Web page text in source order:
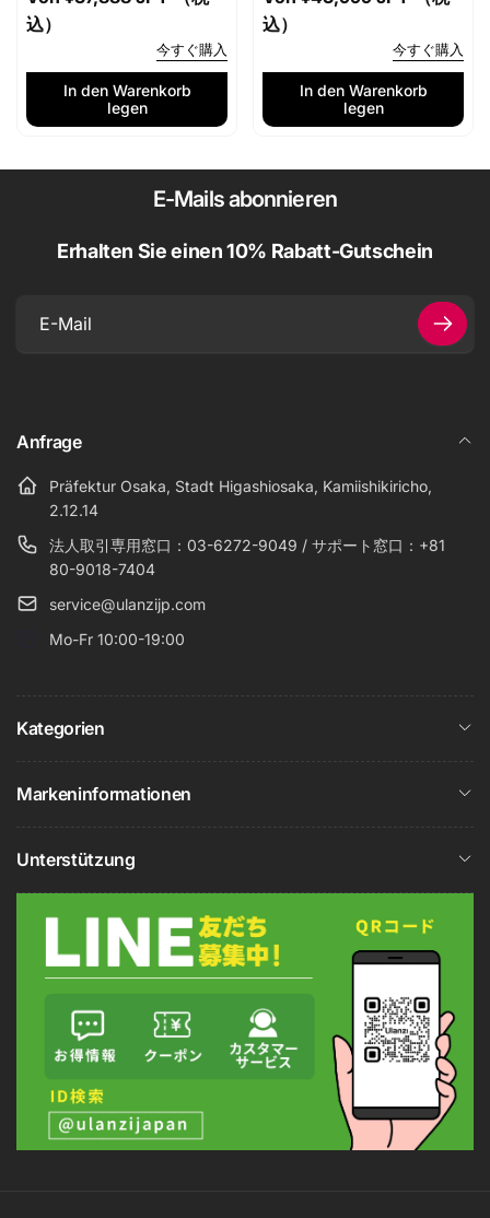
Preis
込）
今すぐ購入
In den Warenkorb
legen
Preis
込）
今すぐ購入
In den Warenkorb
legen
E-Mails abonnieren
Erhalten Sie einen 10% Rabatt-Gutschein
Anfrage
Präfektur Osaka, Stadt Higashiosaka, Kamiishikiricho,
2.12.14
法人取引専用窓口：03-6272-9049 / サポート窓口：+81
80-9018-7404
service@ulanzijp.com
Mo-Fr 10:00-19:00
Kategorien
Markeninformationen
Unterstützung